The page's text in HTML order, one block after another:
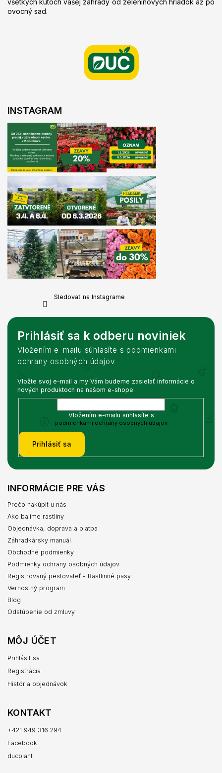
všetkých kútoch vašej záhrady od zeleninových hriadok až po
ovocný sad.
INSTAGRAM
Sledovať na Instagrame
Prihlásiť sa k odberu noviniek
Vložením e-mailu súhlasíte s podmienkami
ochrany osobných údajov
Vložte svoj e-mail a my Vám budeme zasielať informácie o
nových produktoch na našom e-shope.
Vložením e-mailu súhlasíte s
podmienkami ochrany osobných údajov
Prihlásiť sa
INFORMÁCIE PRE VÁS
Prečo nakúpiť u nás
Ako balíme rastliny
Objednávka, doprava a platba
Záhradkársky manuál
Obchodné podmienky
Podmienky ochrany osobných údajov
Registrovaný pestovateľ - Rastlinné pasy
Vernostný program
Blog
Odstúpenie od zmluvy
MÔJ ÚČET
Prihlásiť sa
Registrácia
História objednávok
KONTAKT
+421 949 316 294
Facebook
ducplant